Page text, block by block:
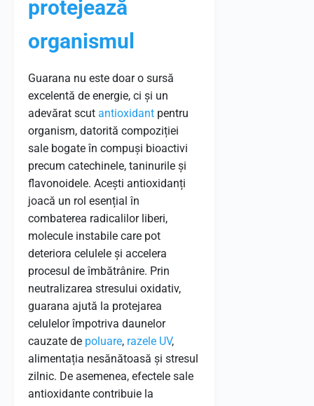
protejează
organismul
Guarana nu este doar o sursă
excelentă de energie, ci și un
adevărat scut antioxidant pentru
organism, datorită compoziției
sale bogate în compuși bioactivi
precum catechinele, taninurile și
flavonoidele. Acești antioxidanți
joacă un rol esențial în
combaterea radicalilor liberi,
molecule instabile care pot
deteriora celulele și accelera
procesul de îmbătrânire. Prin
neutralizarea stresului oxidativ,
guarana ajută la protejarea
celulelor împotriva daunelor
cauzate de poluare, razele UV,
alimentația nesănătoasă și stresul
zilnic. De asemenea, efectele sale
antioxidante contribuie la